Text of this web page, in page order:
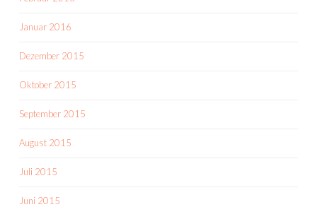
Januar 2016
Dezember 2015
Oktober 2015
September 2015
August 2015
Juli 2015
Juni 2015